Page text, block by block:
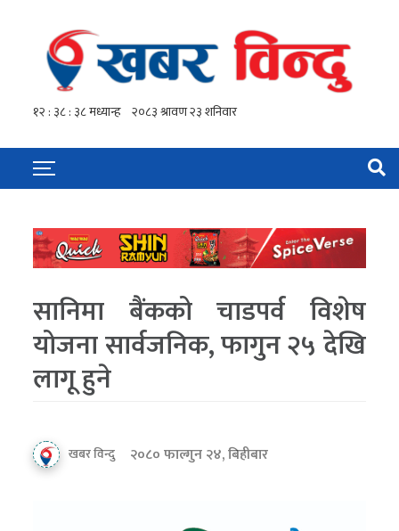
सानिमा बैंकको चाडपर्व विशेष
योजना सार्वजनिक, फागुन २५ देखि
लागू हुने
खबर विन्दु २०८० फाल्गुन २४, बिहीबार